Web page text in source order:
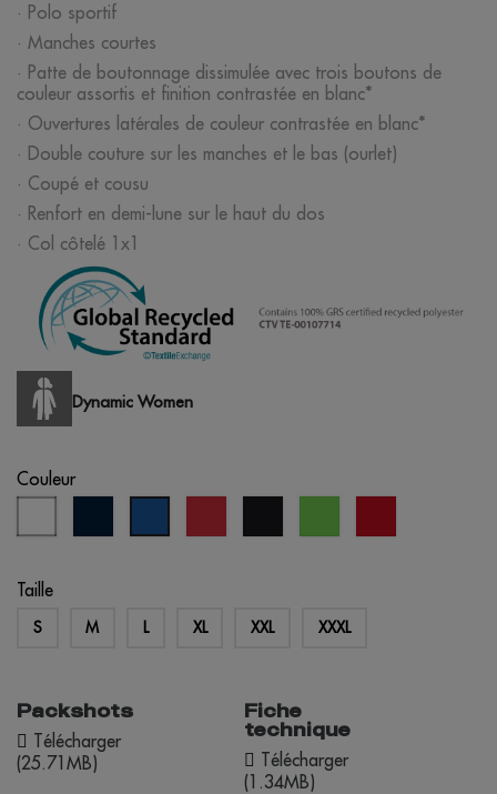
· Polo sportif
· Manches courtes
· Patte de boutonnage dissimulée avec trois boutons de
couleur assortis et finition contrastée en blanc*
· Ouvertures latérales de couleur contrastée en blanc*
· Double couture sur les manches et le bas (ourlet)
· Coupé et cousu
· Renfort en demi-lune sur le haut du dos
· Col côtelé 1x1
Dynamic Women
Couleur
marine royal
Taille
S M L XL XXL XXXL
Packshots
Télécharger
(25.71MB)
Fiche
technique
Télécharger
(1.34MB)